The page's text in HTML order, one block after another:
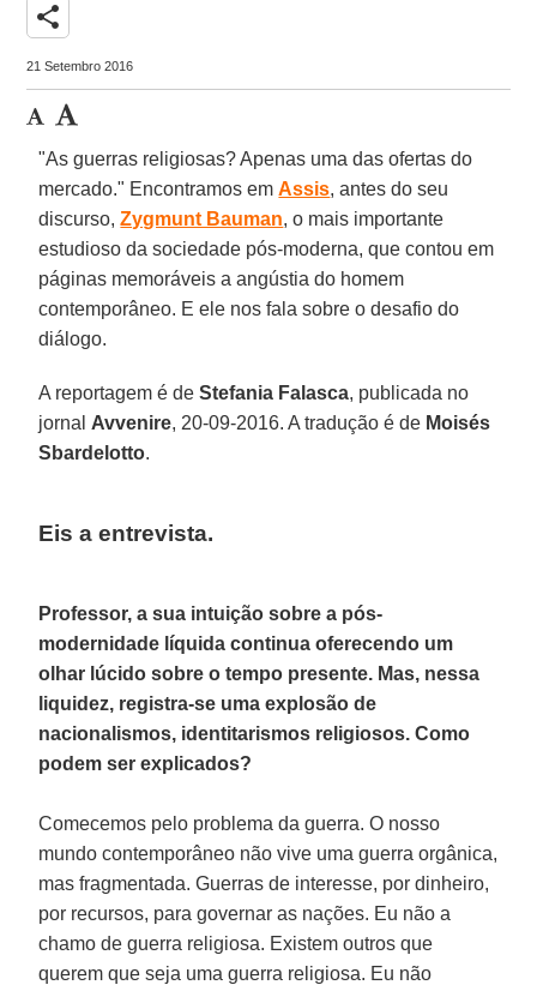
share
21 Setembro 2016
"As guerras religiosas? Apenas uma das ofertas do
mercado." Encontramos emAssis, antes do seu
discurso,Zygmunt Bauman, o mais importante
estudioso da sociedade pós-moderna, que contou em
páginas memoráveis a angústia do homem
contemporâneo. E ele nos fala sobre o desafio do
diálogo.
A reportagem é deStefania Falasca, publicada no
jornal Avvenire, 20-09-2016. A tradução é de Moisés
Sbardelotto.
Eis a entrevista.
Professor, a sua intuição sobre a pós-
modernidade líquida continua oferecendo um
olhar lúcido sobre o tempo presente. Mas, nessa
liquidez, registra-se uma explosão de
nacionalismos, identitarismos religiosos. Como
podem ser explicados?
Comecemos pelo problema da guerra. O nosso
mundo contemporâneo não vive uma guerra orgânica,
mas fragmentada. Guerras de interesse, por dinheiro,
por recursos, para governar as nações. Eu não a
chamo de guerra religiosa. Existem outros que
querem que seja uma guerra religiosa. Eu não